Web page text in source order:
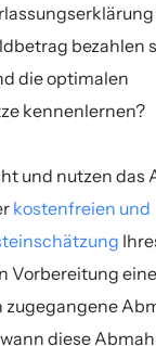
bezahlen
die optimalen
kennenlernen?
und nutzen das
kostenfreien und
Vorbereitung
zugegangene
diese